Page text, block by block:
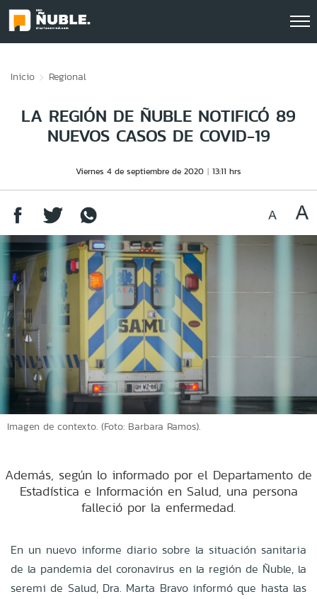
Inicio Regional
LA REGIÓN DE ÑUBLE NOTIFICÓ 89
NUEVOS CASOS DE COVID-19
Viernes 4 de septiembre de 2020 13:11 hrs
Imagen de contexto. (Foto: Barbara Ramos).
Además, según lo informado por el Departamento de
Estadística e Información en Salud, una persona
falleció por la enfermedad.
En un nuevo informe diario sobre la situación sanitaria
de la pandemia del coronavirus en la región de Ñuble, la
seremi de Salud, Dra. Marta Bravo informó que hasta las